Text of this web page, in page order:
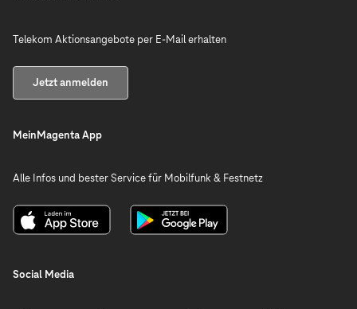
Telekom Aktionsangebote per E-Mail erhalten
Jetzt anmelden
MeinMagenta App
Alle Infos und bester Service für Mobilfunk & Festnetz
Social Media